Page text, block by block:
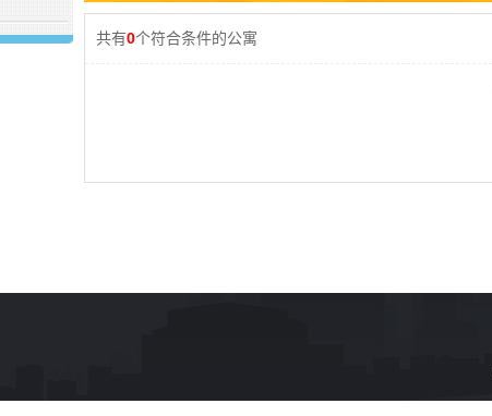
共有0个符合条件的公寓